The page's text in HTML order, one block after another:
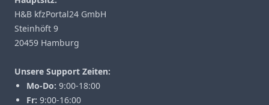
H&B kfzPortal24 GmbH
Steinhöft 9
20459 Hamburg
Unsere Support Zeiten:
Mo-Do: 9:00-18:00
Fr: 9:00-16:00